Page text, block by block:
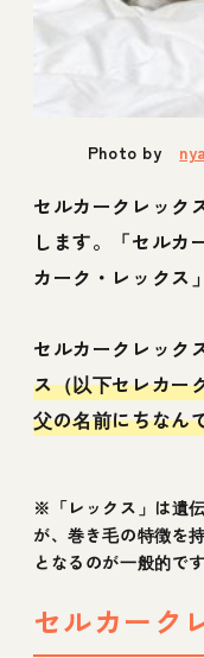
Photo by
セルカークレック
します。「セルカ
カーク・レックス
セルカークレック
ス（以下セレカー
父の名前にちなん
※「レックス」は遺
が、巻き毛の特徴を
となるのが一般的です
セルカーク